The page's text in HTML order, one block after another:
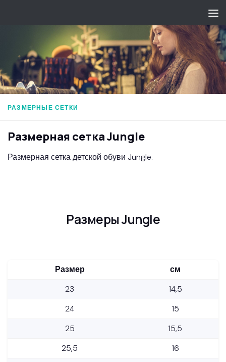
РАЗМЕРНЫЕ СЕТКИ
Размерная сетка Jungle
Размерная сетка детской обуви Jungle.
Размеры Jungle
Размер
см
23
14,5
24
15
25
15,5
25,5
16